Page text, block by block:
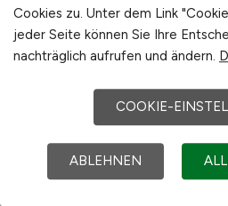
aktualisierte
Landwirtschaft,
Lebensmittelindustrie,
der grünen Branche in
Umgebung.
Fachkräfte aller
Berufseinsteiger bis zur
Cookies zu. Unter dem Link
jeder Seite können Sie Ihre
nachträglich aufrufen und ändern.
COOKIE-
ABLEHNEN